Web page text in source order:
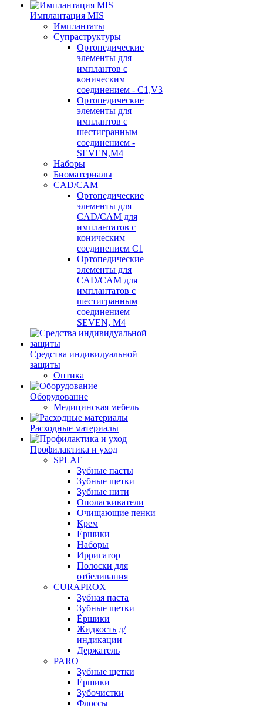
Имплантация MIS
Имплантаты
Супраструктуры
Ортопедические
элементы для
имплантов с
коническим
соединением - C1,V3
Ортопедические
элементы для
имплантов с
шестигранным
соединением -
SEVEN,M4
Наборы
Биоматериалы
CAD/CAM
Ортопедические
элементы для
CAD/CAM для
имплантатов с
коническим
соединением С1
Ортопедические
элементы для
CAD/CAM для
имплантатов с
шестигранным
соединением
SEVEN, М4
Средства индивидуальной
защиты
Оптика
Оборудование
Медицинская мебель
Расходные материалы
Профилактика и уход
SPLAT
Зубные пасты
Зубные щетки
Зубные нити
Ополаскиватели
Очищающие пенки
Крем
Ёршики
Наборы
Ирригатор
Полоски для
отбеливания
CURAPROX
Зубная паста
Зубные щетки
Ёршики
Жидкость д/
индикации
Держатель
PARO
Зубные щетки
Ёршики
Зубочистки
Флоссы